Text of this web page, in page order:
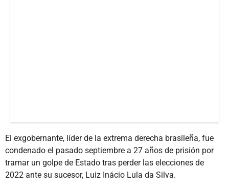
El exgobernante, líder de la extrema derecha brasileña, fue
condenado el pasado septiembre a 27 años de prisión por
tramar un golpe de Estado tras perder las elecciones de
2022 ante su sucesor, Luiz Inácio Lula da Silva.